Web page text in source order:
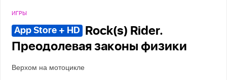
ИГРЫ
App Store + HD
Rock(s) Rider.
Преодолевая законы физики
Верхом на мотоцикле